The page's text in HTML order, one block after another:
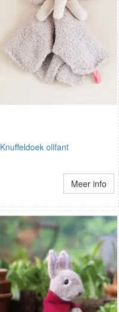
Knuffeldoek olifant
Meer info